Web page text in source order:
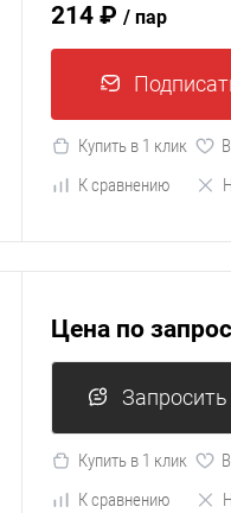
214 ₽ / пар
Купить в 1 клик
К сравнению
Цена по
Запросить
Купить в 1 клик
К сравнению